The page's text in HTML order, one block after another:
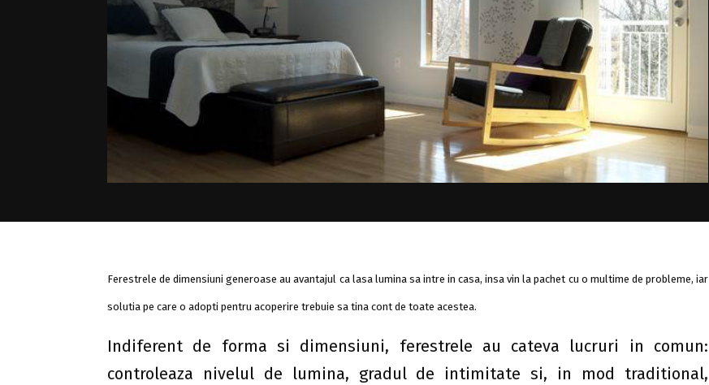
Ferestrele de dimensiuni generoase au avantajul ca lasa lumina sa intre in casa, insa vin la pachet cu o multime de probleme, iar
solutia pe care o adopti pentru acoperire trebuie sa tina cont de toate acestea.
Indiferent de forma si dimensiuni, ferestrele au cateva lucruri in comun:
controleaza nivelul de lumina, gradul de intimitate si, in mod traditional,